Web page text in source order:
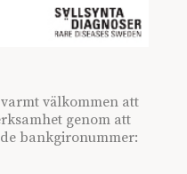
välkommen att
genom att
bankgironummer: